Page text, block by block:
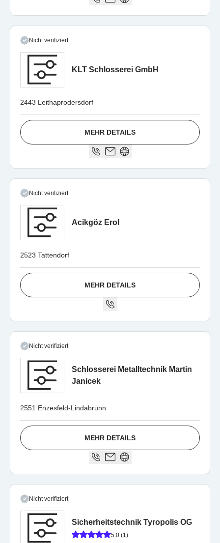
Nicht verifiziert
KLT Schlosserei GmbH
2443 Leithaprodersdorf
MEHR DETAILS
Nicht verifiziert
Acikgöz Erol
2523 Tattendorf
MEHR DETAILS
Nicht verifiziert
Schlosserei Metalltechnik Martin
Janicek
2551 Enzesfeld-Lindabrunn
MEHR DETAILS
Nicht verifiziert
Sicherheitstechnik Tyropolis OG
5.0 (1)